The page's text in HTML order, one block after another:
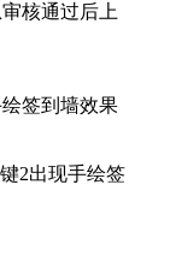
核通过后上
签到墙效果
2出现手绘签